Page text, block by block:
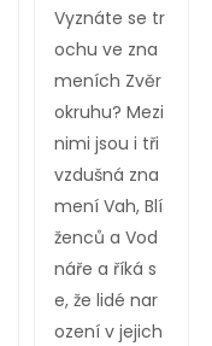
Vyznáte se tr
ochu ve zna
meních Zvěr
okruhu? Mezi
nimi jsou i tři
vzdušná zna
mení Vah, Blí
ženců a Vod
náře a říká s
e, že lidé nar
ození v jejich